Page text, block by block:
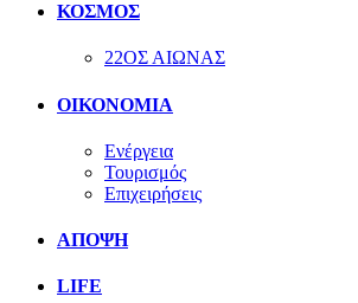
ΚΟΣΜΟΣ
22ΟΣ ΑΙΩΝΑΣ
ΟΙΚΟΝΟΜΙΑ
Ενέργεια
Τουρισμός
Επιχειρήσεις
ΑΠΟΨΗ
LIFE